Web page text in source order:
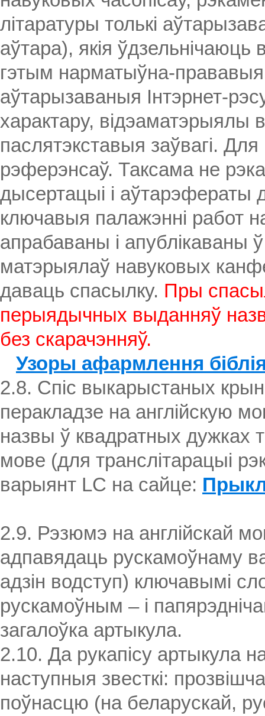
літаратуры толькі
аўтара), якія ўдзельнічаюць
гэтым нарматыўна-
аўтарызаваныя Інтэрнет-
характару, відэаматэрыялы
паслятэкставыя заўвагі.
рэферэнсаў. Таксама не
дысертацыі і аўтарэфераты
ключавыя палажэнні работ
апрабаваны і апублікаваны
матэрыялаў навуковых
даваць спасылку. Пры
перыядычных выданняў
без скарачэнняў.
Узоры афармлення
2.8. Спіс выкарыстаных
перакладзе на англійскую
назвы ў квадратных дужках
мове (для транслітарацыі
варыянт LC на сайце:
2.9. Рэзюмэ на англійскай
адпавядаць рускамоўнаму
адзін водступ) ключавымі
рускамоўным – і
загалоўка артыкула.
2.10. Да рукапісу артыкула
наступныя звесткі:
поўнасцю (на беларускай,